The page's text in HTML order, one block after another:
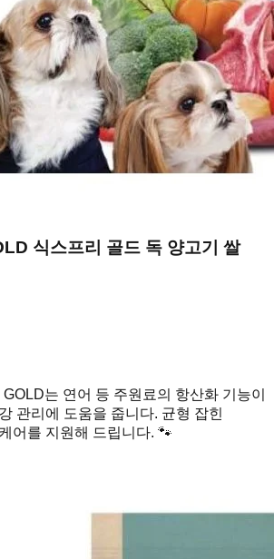
식스프리 골드 독 양고기 쌀
는 연어 등 주원료의 항산화 기능이
관리에 도움을 줍니다. 균형 잡힌
어를 지원해 드립니다. 🐾